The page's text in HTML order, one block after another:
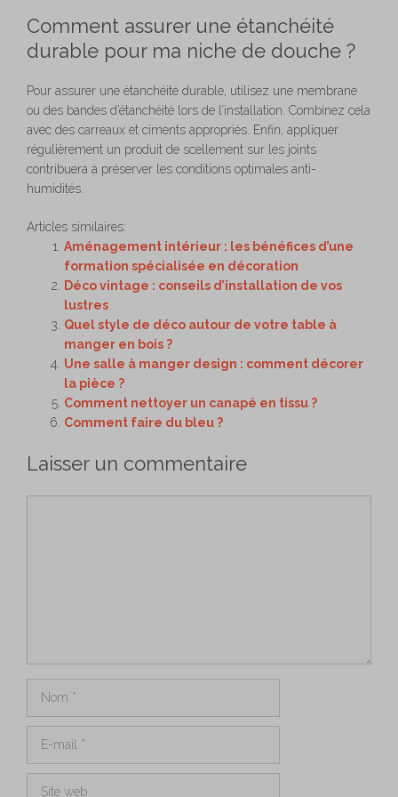
Comment assurer une étanchéité
durable pour ma niche de douche ?
Pour assurer une étanchéité durable, utilisez une membrane
ou des bandes d’étanchéité lors de l’installation. Combinez cela
avec des carreaux et ciments appropriés. Enfin, appliquer
régulièrement un produit de scellement sur les joints
contribuera à préserver les conditions optimales anti-
humidités.
Articles similaires:
Aménagement intérieur : les bénéfices d’une
formation spécialisée en décoration
Déco vintage : conseils d’installation de vos
lustres
Quel style de déco autour de votre table à
manger en bois ?
Une salle à manger design : comment décorer
la pièce ?
Comment nettoyer un canapé en tissu ?
Comment faire du bleu ?
Laisser un commentaire